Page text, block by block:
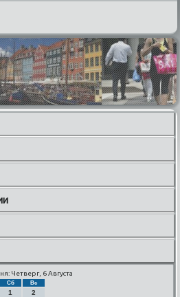
Четверг, 6 Августа
Сб Вс
1
2